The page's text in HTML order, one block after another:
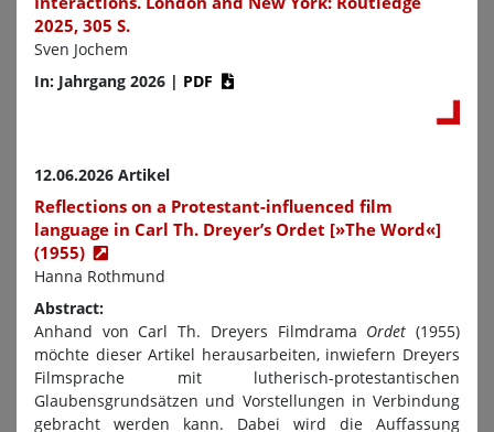
2025, 305 S.
Sven Jochem
In: Jahrgang 2026 | PDF
12.06.2026 Artikel
Reflections on a Protestant-influenced film
language in Carl Th. Dreyer’s Ordet [»The Word«]
(1955)
Hanna Rothmund
Abstract:
Anhand von Carl Th. Dreyers Filmdrama Ordet(1955)
möchte dieser Artikel herausarbeiten, inwiefern Dreyers
Filmsprache mit lutherisch-protestantischen
Glaubensgrundsätzen und Vorstellungen in Verbindung
gebracht werden kann. Dabei wird die Auffassung